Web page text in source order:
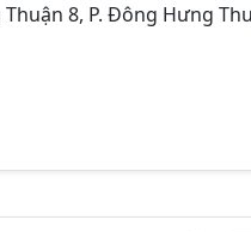
8, P. Đông Hưng